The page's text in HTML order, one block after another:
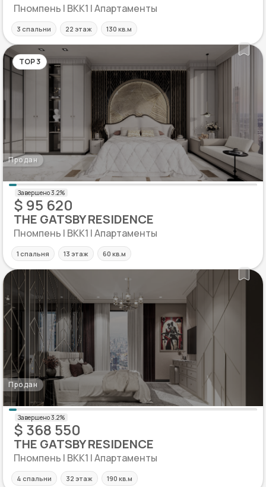
Пномпень | BKK1 | Апартаменты
3 спальни 22 этаж 130 кв.м
TOP 3
Продан
$ 95 620
THE GATSBY RESIDENCE
Пномпень | BKK1 | Апартаменты
1 спальня 13 этаж 60 кв.м
Продан
$ 368 550
THE GATSBY RESIDENCE
Пномпень | BKK1 | Апартаменты
4 спальни 32 этаж 190 кв.м